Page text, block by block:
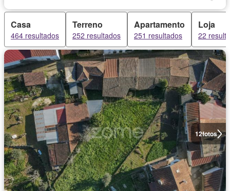
Casa
464 resultados
Terreno
252 resultados
Apartamento
251 resultados
Loja
22
12fotos